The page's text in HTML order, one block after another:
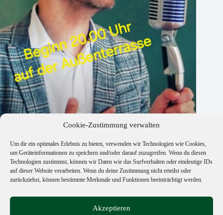
Cookie-Zustimmung verwalten
Um dir ein optimales Erlebnis zu bieten, verwenden wir Technologien wie Cookies,
um Geräteinformationen zu speichern und/oder darauf zuzugreifen. Wenn du diesen
Technologien zustimmst, können wir Daten wie das Surfverhalten oder eindeutige IDs
auf dieser Website verarbeiten. Wenn du deine Zustimmung nicht erteilst oder
zurückziehst, können bestimmte Merkmale und Funktionen beeinträchtigt werden.
Akzeptieren
Jan Jahnke
3. Juli 2026
Copyright © 2026 Old Sabri's Pub - Realisierung Webdesign